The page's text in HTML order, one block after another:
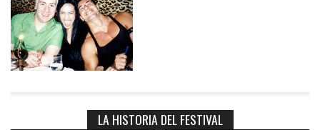
LA HISTORIA DEL FESTIVAL